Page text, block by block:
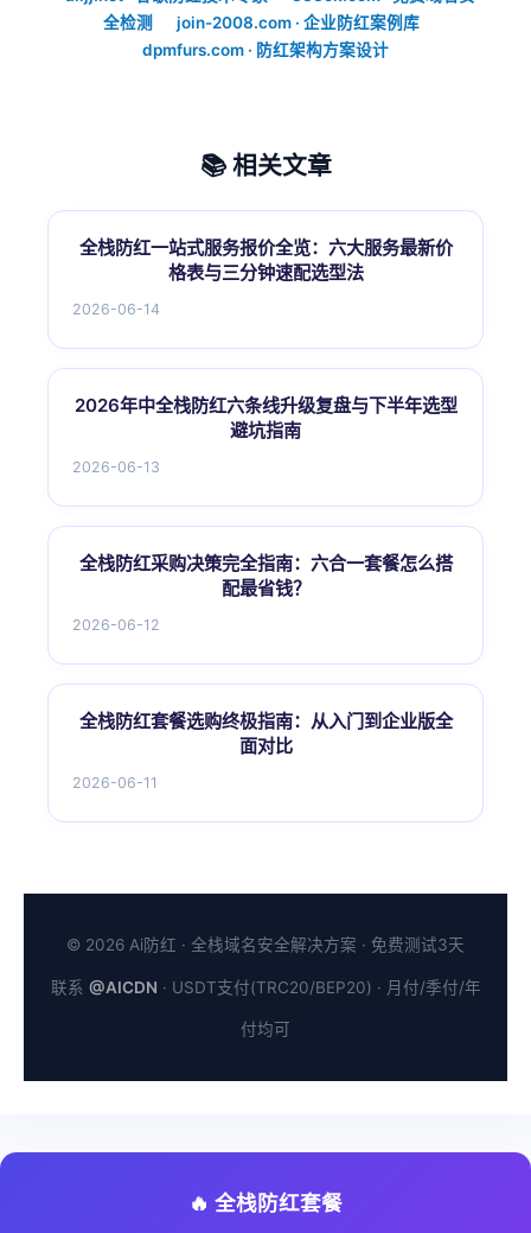
全检测
join-2008.com · 企业防红案例库
dpmfurs.com · 防红架构方案设计
📚 相关文章
全栈防红一站式服务报价全览：六大服务最新价
格表与三分钟速配选型法
2026-06-14
2026年中全栈防红六条线升级复盘与下半年选型
避坑指南
2026-06-13
全栈防红采购决策完全指南：六合一套餐怎么搭
配最省钱？
2026-06-12
全栈防红套餐选购终极指南：从入门到企业版全
面对比
2026-06-11
© 2026 Ai防红 · 全栈域名安全解决方案 · 免费测试3天
联系 @AICDN · USDT支付(TRC20/BEP20) · 月付/季付/年
付均可
🔥 全栈防红套餐